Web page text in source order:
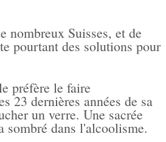
nombreux Suisses, et de
pourtant des solutions pour
préfère le faire
23 dernières années de sa
un verre. Une sacrée
sombré dans l'alcoolisme.